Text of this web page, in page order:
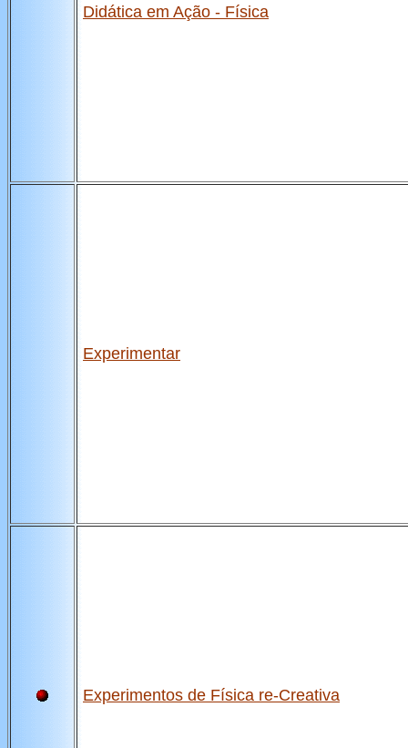
Didática em Ação - Física
Experimentar
Experimentos de Física re-Creativa